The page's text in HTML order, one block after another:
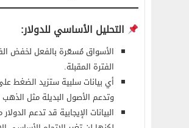
التحليل الأساسي للدولار:
الأسواق مُسعّرة بالفعل لخفض
الفترة المقبلة.
أي بيانات سلبية ستزيد الضغط
وتدعم الأصول البديلة مثل الذهب
البيانات الإيجابية قد تدعم الدولار